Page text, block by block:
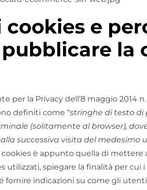
cookies e
la
per la Privacy dell’8 maggio 2014
definiti come “stringhe di testo di
(solitamente al browser),
successiva visita del medesimo
cookies è appunto quella di
utilizzati, spiegare la finalità per
fornire indicazioni su come gli